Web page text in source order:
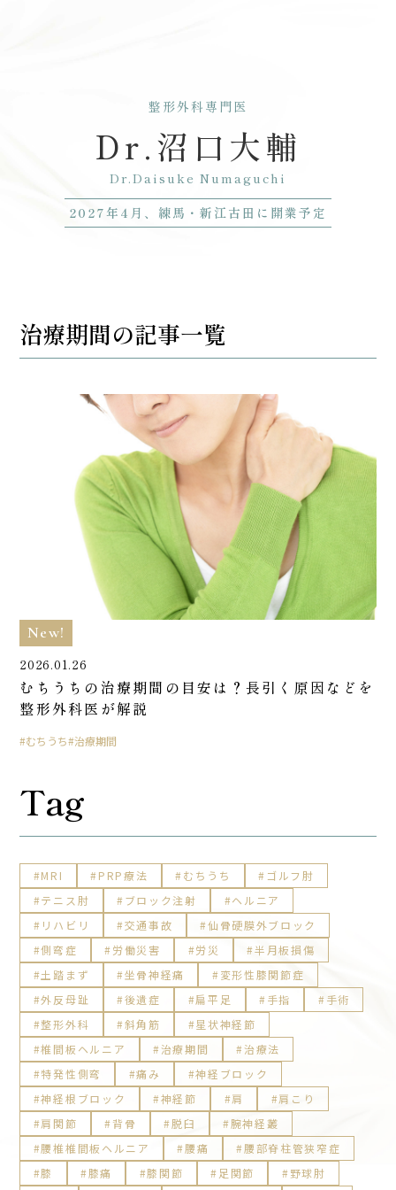
整形外科専門医
Dr.沼口大輔
Dr.Daisuke Numaguchi
2027年4月、練馬・新江古田に開業予定
治療期間の記事一覧
New!
2026.01.26
むちうちの治療期間の目安は？長引く原因などを
整形外科医が解説
むちうち 治療期間
Tag
MRI PRP療法 むちうち
ゴルフ肘
テニス肘
ブロック注射
ヘルニア
リハビリ
交通事故
仙骨硬膜外ブロック
側弯症
労働災害 労災
半月板損傷
土踏まず
坐骨神経痛
変形性膝関節症
外反母趾
後遺症 扁平足 手指
手術
整形外科
斜角筋
星状神経節
椎間板ヘルニア
治療期間
治療法
特発性側弯
痛み
神経ブロック
神経根ブロック
神経節 肩
肩こり
肩関節
背骨 脱臼
腕神経叢
腰椎椎間板ヘルニア
腰痛
腰部脊柱管狭窄症
膝
膝痛 膝関節 足関節 野球肘